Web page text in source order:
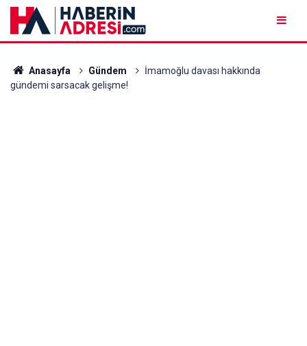
Anasayfa Gündem
İmamoğlu davası hakkında
gündemi sarsacak gelişme!